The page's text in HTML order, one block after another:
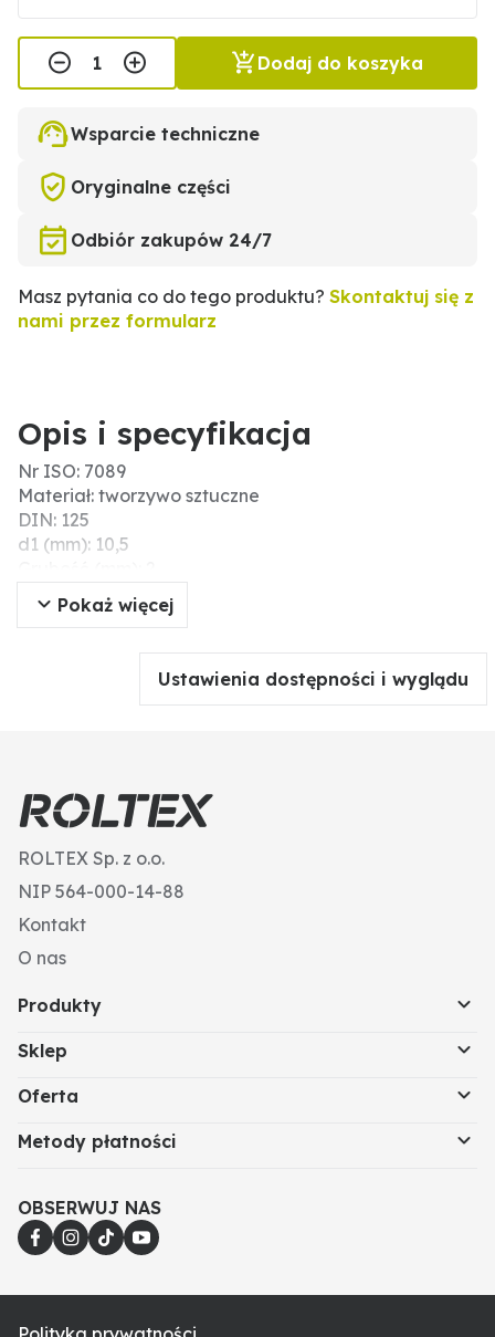
Dodaj do koszyka
Wsparcie techniczne
Oryginalne części
Odbiór zakupów 24/7
Masz pytania co do tego produktu? Skontaktuj się z
nami przez formularz
Opis i specyfikacja
Nr ISO: 7089
Materiał: tworzywo sztuczne
DIN: 125
d1 (mm): 10,5
d2 (mm): 20
Do gwintu: M10
Pokaż więcej
Ustawienia dostępności i wyglądu
ROLTEX Sp. z o.o.
NIP 564-000-14-88
Kontakt
O nas
Produkty
Sklep
Oferta
Metody płatności
OBSERWUJ NAS